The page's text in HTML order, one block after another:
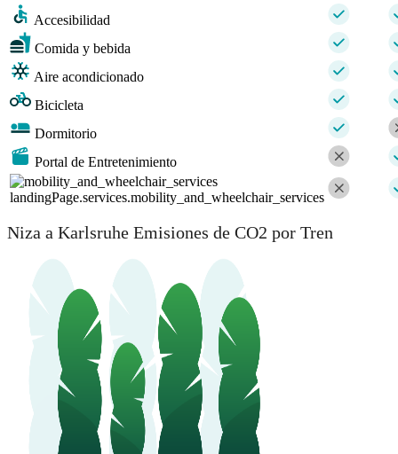
Accesibilidad
Comida y bebida
Aire acondicionado
Bicicleta
Dormitorio
Portal de Entretenimiento
landingPage.services.mobility_and_wheelchair_services
Niza a Karlsruhe Emisiones de CO2 por Tren